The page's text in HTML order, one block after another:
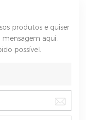
produtos e quiser
mensagem aqui,
possível.